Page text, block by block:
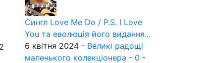
Сингл Love Me Do / P.S. I Love
You та еволюція його видання...
6 квітня 2024 - Великі радощі
маленького колекціонера - 0 -